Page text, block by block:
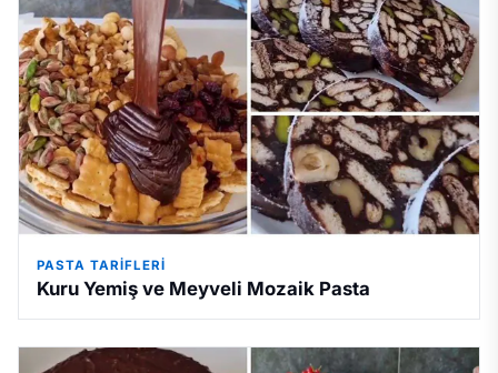
PASTA TARIFLERI
Kuru Yemiş ve Meyveli Mozaik Pasta